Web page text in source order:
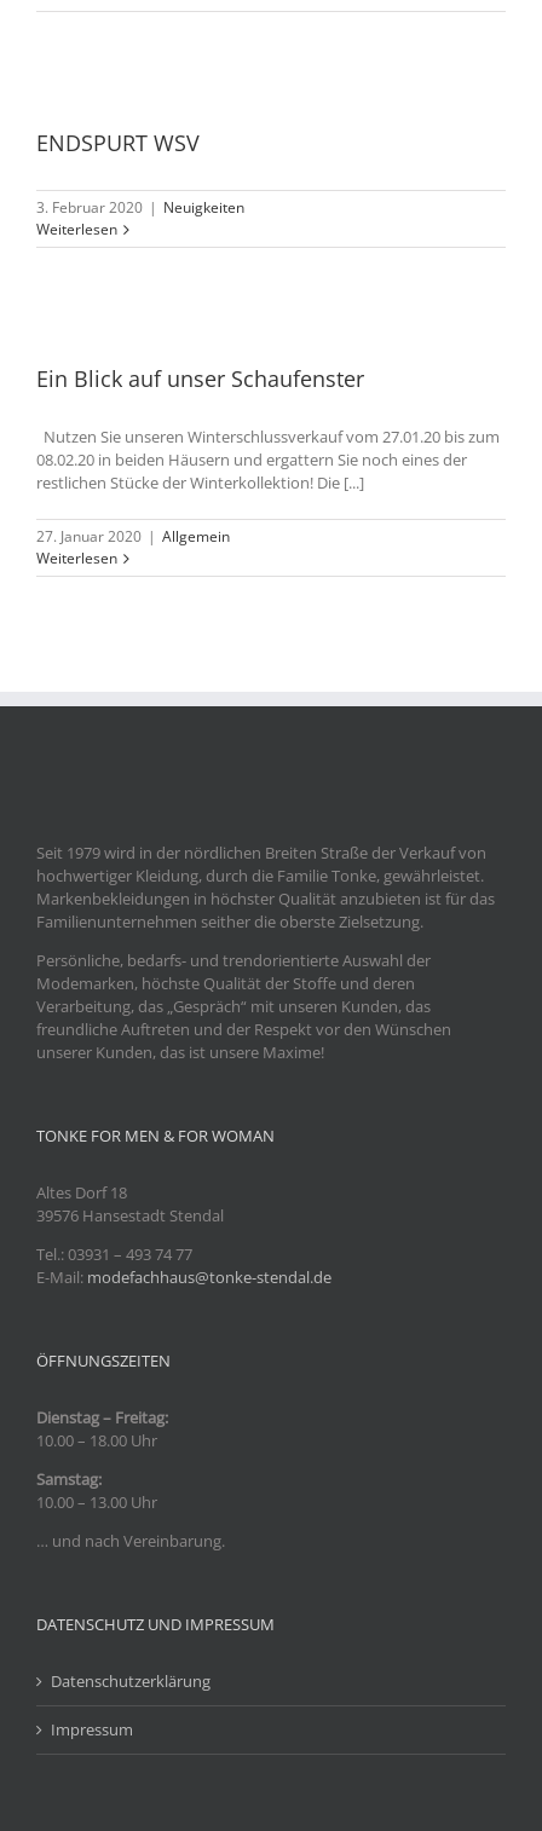
ENDSPURT WSV
3. Februar 2020 | Neuigkeiten
Weiterlesen
Ein Blick auf unser Schaufenster
Nutzen Sie unseren Winterschlussverkauf vom 27.01.20 bis zum
08.02.20 in beiden Häusern und ergattern Sie noch eines der
restlichen Stücke der Winterkollektion! Die [...]
27. Januar 2020 | Allgemein
Weiterlesen
Seit 1979 wird in der nördlichen Breiten Straße der Verkauf von
hochwertiger Kleidung, durch die Familie Tonke, gewährleistet.
Markenbekleidungen in höchster Qualität anzubieten ist für das
Familienunternehmen seither die oberste Zielsetzung.
Persönliche, bedarfs- und trendorientierte Auswahl der
Modemarken, höchste Qualität der Stoffe und deren
Verarbeitung, das „Gespräch“ mit unseren Kunden, das
freundliche Auftreten und der Respekt vor den Wünschen
unserer Kunden, das ist unsere Maxime!
TONKE FOR MEN & FOR WOMAN
Altes Dorf 18
39576 Hansestadt Stendal
Tel.: 03931 – 493 74 77
E-Mail: modefachhaus@tonke-stendal.de
ÖFFNUNGSZEITEN
Dienstag – Freitag:
10.00 – 18.00 Uhr
Samstag:
10.00 – 13.00 Uhr
… und nach Vereinbarung.
DATENSCHUTZ UND IMPRESSUM
Datenschutzerklärung
Impressum